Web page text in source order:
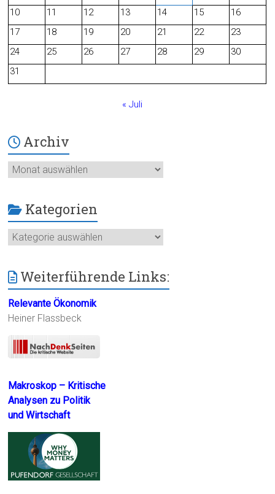
o
10
11 12 13 14 15
16
17
18 19 20 21 22
23
24
25 26 27 28 29
30
31
« Juli
Archiv
Archiv
Kategorien
Kategorien
Weiterführende Links:
Relevante Ökonomik
Heiner Flassbeck
Makroskop – Kritische
Analysen zu Politik
und Wirtschaft